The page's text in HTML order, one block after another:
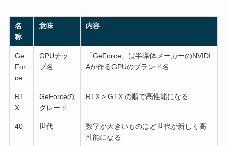
名
称
意味 内容
Ge
For
ce
GPUチッ
プ名
「GeForce」は半導体メーカーのNVIDI
Aが作るGPUのブランド名
RT
X
GeForceの
グレード
RTX > GTX の順で高性能になる
40 世代
数字が大きいものほど世代が新しく高
性能になる